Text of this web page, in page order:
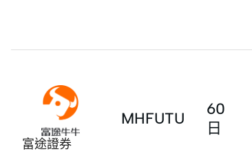
富途證券
MHFUTU
60
日